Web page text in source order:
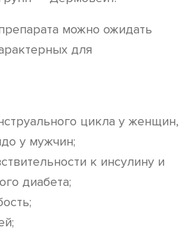
можно ожидать
для
цикла у женщин,
у мужчин;
к инсулину и
диабета;